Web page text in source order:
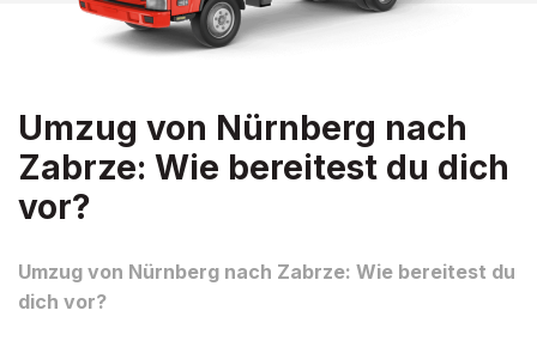
Umzug von Nürnberg nach
Zabrze: Wie bereitest du dich
vor?
Umzug von Nürnberg nach Zabrze: Wie bereitest du
dich vor?